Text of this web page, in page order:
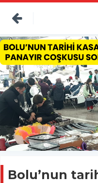
Bolu’nun